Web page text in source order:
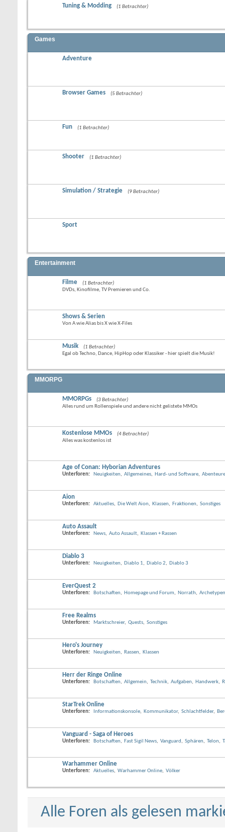
Tuning & Modding (1 Betrachter)
Games
Adventure
Browser Games (5 Betrachter)
Fun (1 Betrachter)
Shooter (1 Betrachter)
Simulation / Strategie (9 Betrachter)
Sport
Entertainment
Filme
(1 Betrachter)
DVDs, Kinofilme, TV Premieren und Co.
Shows & Serien
Von A wie Alias bis X wie X-Files
Musik
(1 Betrachter)
Egal ob Techno, Dance, HipHop oder Klassiker - hier spielt die Musik!
MMORPG
MMORPGs
(3 Betrachter)
Alles rund um Rollenspiele und andere nicht gelistete MMOs
Kostenlose MMOs
(4 Betrachter)
Alles was kostenlos ist
Age of Conan: Hyborian Adventures
Unterforen: Neuigkeiten, Allgemeines, Hard- und Software,
Aion
Unterforen: Aktuelles, Die Welt Aion, Klassen, Fraktionen, Sonstiges
Auto Assault
Unterforen: News, Auto Assault, Klassen + Rassen
Diablo 3
Unterforen: Neuigkeiten, Diablo 1, Diablo 2, Diablo 3
EverQuest 2
Unterforen: Botschaften, Homepage und Forum, Norrath,
Free Realms
Unterforen: Marktschreier, Quests, Sonstiges
Hero's Journey
Unterforen: Neuigkeiten, Rassen, Klassen
Herr der Ringe Online
Unterforen: Botschaften, Allgemein, Technik, Aufgaben, Handwerk,
StarTrek Online
Unterforen: Informationskonsole, Kommunikator, Schlachtfelder,
Vanguard - Saga of Heroes
Unterforen: Botschaften, Fast Sigil News, Vanguard , Sphären, Telon,
Warhammer Online
Unterforen: Aktuelles, Warhammer Online, Völker
Alle Foren als gelesen